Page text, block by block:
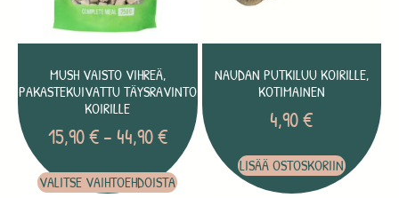
MUSH VAISTO VIHREÄ,
PAKASTEKUIVATTU TÄYSRAVINTO
KOIRILLE
15,90€ –44,90€
VALITSE VAIHTOEHDOISTA
NAUDAN PUTKILUU KOIRILLE,
KOTIMAINEN
4,90€
LISÄÄ OSTOSKORIIN